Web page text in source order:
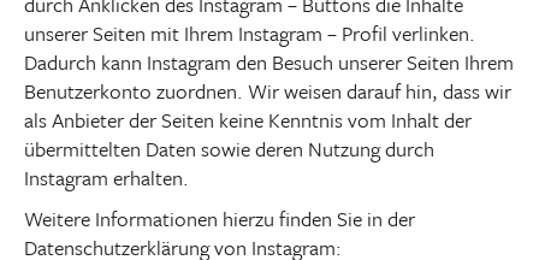
unserer Seiten mit Ihrem Instagram – Profil verlinken.
Dadurch kann Instagram den Besuch unserer Seiten Ihrem
Benutzerkonto zuordnen. Wir weisen darauf hin, dass wir
als Anbieter der Seiten keine Kenntnis vom Inhalt der
übermittelten Daten sowie deren Nutzung durch
Instagram erhalten.
Weitere Informationen hierzu finden Sie in der
Datenschutzerklärung von Instagram: